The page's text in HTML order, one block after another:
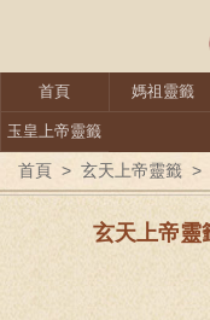
首頁 媽祖靈籤
玉皇上帝靈籤
首頁 > 玄天上帝靈籤 >
玄天上帝靈